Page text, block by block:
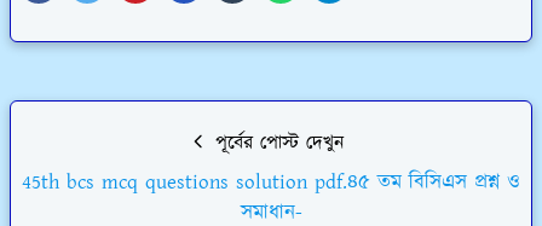
পূর্বের পোস্ট দেখুন
45th bcs mcq questions solution pdf.৪৫ তম বিসিএস প্রশ্ন ও
সমাধান-